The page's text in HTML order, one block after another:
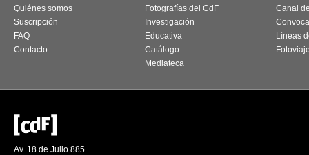
Quiénes somos
Suscripción
FAQ
Contacto
Fotografías del CdF
Investigación
Educativa
Catálogo
Mediateca
Canal
Líneas
Av. 18 de Julio 885